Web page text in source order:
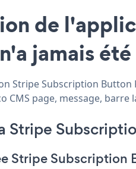
de
jamais
Stripe Subscription
CMS page, message,
Stripe
Stripe Subscription